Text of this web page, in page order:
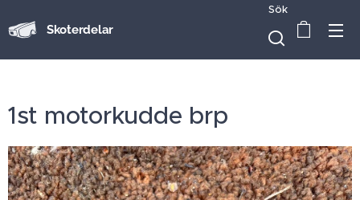
Skoterdelar
Sök
1st motorkudde brp